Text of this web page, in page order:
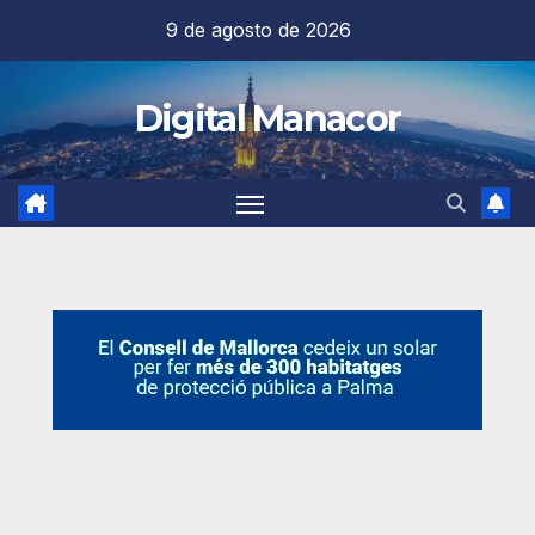
contenido
9 de agosto de 2026
Digital Manacor